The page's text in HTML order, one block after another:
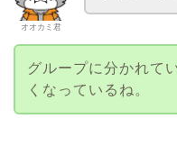
オオカミ君
グループに分かれて
くなっているね。